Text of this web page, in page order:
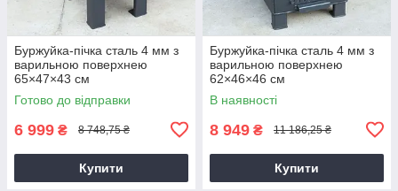
Буржуйка-пічка сталь 4 мм з
варильною поверхнею
65×47×43 см
Готово до відправки
6 999 ₴ 8 748,75 ₴
Купити
Буржуйка-пічка сталь 4 мм з
варильною поверхнею
62×46×46 см
В наявності
8 949 ₴ 11 186,25 ₴
Купити